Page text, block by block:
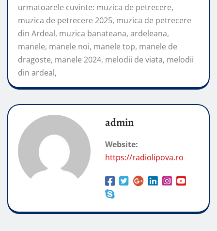
urmatoarele cuvinte: muzica de petrecere,
muzica de petrecere 2025, muzica de petrecere
din Ardeal, muzica banateana, ardeleana,
manele, manele noi, manele top, manele de
dragoste, manele 2024, melodii de viata, melodii
din ardeal,
admin
Website:
https://radiolipova.ro